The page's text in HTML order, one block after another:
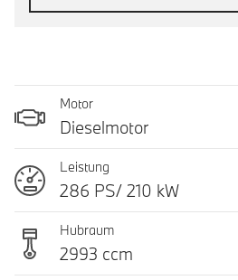
Motor
Dieselmotor
Leistung
286 PS/ 210 kW
Hubraum
2993 ccm